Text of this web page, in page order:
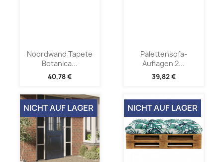
Noordwand Tapete
Botanica...
40,78 €
Palettensofa-
Auflagen 2...
39,82 €
NICHT AUF LAGER NICHT AUF LAGER